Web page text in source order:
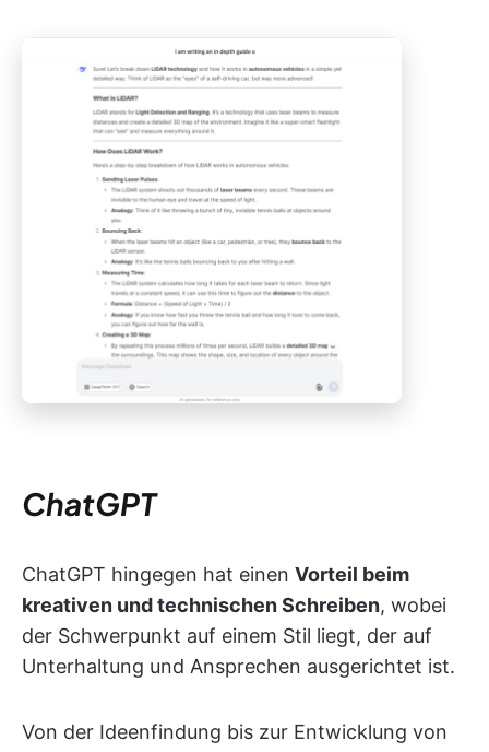
ChatGPT
ChatGPT hingegen hat einen Vorteil beim
kreativen und technischen Schreiben, wobei
der Schwerpunkt auf einem Stil liegt, der auf
Unterhaltung und Ansprechen ausgerichtet ist.
Von der Ideenfindung bis zur Entwicklung von